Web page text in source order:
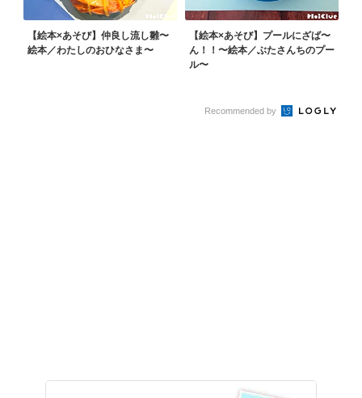
【絵本×あそび】仲良し流し雛〜
絵本／わたしのおひなさま〜
【絵本×あそび】プールにざば〜
ん！！〜絵本／ぶたさんちのプー
ル〜
Recommended by